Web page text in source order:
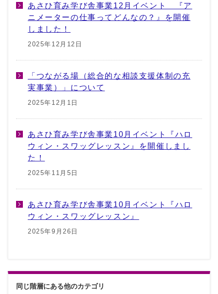
あさひ育み学び舎事業12月イベント 『ア
ニメーターの仕事ってどんなの？』を開催
しました！
2025年12月12日
「つながる場（総合的な相談支援体制の充
実事業）」について
2025年12月1日
あさひ育み学び舎事業10月イベント『ハロ
ウィン・スワッグレッスン』を開催しまし
た！
2025年11月5日
あさひ育み学び舎事業10月イベント『ハロ
ウィン・スワッグレッスン』
2025年9月26日
同じ階層にある他のカテゴリ